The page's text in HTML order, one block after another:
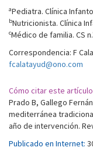
aPediatra. Clínica
bNutricionista. Clínica
cMédico de familia. CS
Correspondencia: F
fcalatayud@ono.com
Cómo citar este
Prado B, Gallego
mediterránea
año de intervención.
Publicado en Internet: